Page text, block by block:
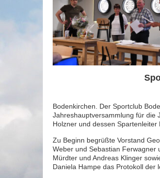
Bodenkirchen. Der Sportclub
Jahreshauptversammlung für die
Holzner und dessen
Zu Beginn begrüßte Vorstand
Weber und Sebastian Ferwagner
Mürdter und Andreas Klinger
Daniela Hampe das Protokoll der